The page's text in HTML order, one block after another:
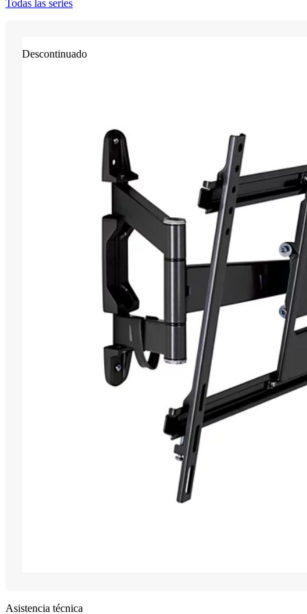
Todas las series
Descontinuado
Asistencia técnica